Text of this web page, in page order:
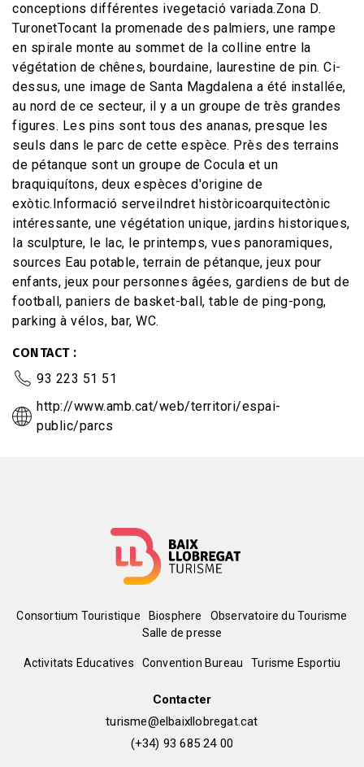
conceptions différentes ivegetació variada.Zona D.
TuronetTocant la promenade des palmiers, une rampe
en spirale monte au sommet de la colline entre la
végétation de chênes, bourdaine, laurestine de pin. Ci-
dessus, une image de Santa Magdalena a été installée,
au nord de ce secteur, il y a un groupe de très grandes
figures. Les pins sont tous des ananas, presque les
seuls dans le parc de cette espèce. Près des terrains
de pétanque sont un groupe de Cocula et un
braquiquítons, deux espèces d'origine de
exòtic.Informació serveiIndret històricoarquitectònic
intéressante, une végétation unique, jardins historiques,
la sculpture, le lac, le printemps, vues panoramiques,
sources Eau potable, terrain de pétanque, jeux pour
enfants, jeux pour personnes âgées, gardiens de but de
football, paniers de basket-ball, table de ping-pong,
parking à vélos, bar, WC.
CONTACT
93 223 51 51
http://www.amb.cat/web/territori/espai-
public/parcs
Menú
del
Consortium Touristique Biosphere
Observatoire du Tourisme
Salle de presse
Peu
Activitats Educatives Convention Bureau Turisme Esportiu
Contacter
turisme@elbaixllobregat.cat
(+34) 93 685 24 00